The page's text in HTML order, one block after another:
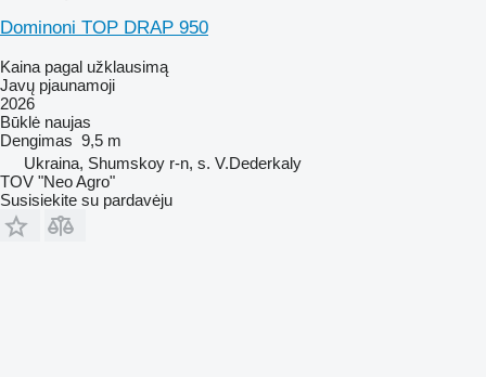
Dominoni TOP DRAP 950
Kaina pagal užklausimą
Javų pjaunamoji
2026
Būklė naujas
Dengimas 9,5 m
Ukraina, Shumskoy r-n, s. V.Dederkaly
TOV "Neo Agro"
Susisiekite su pardavėju